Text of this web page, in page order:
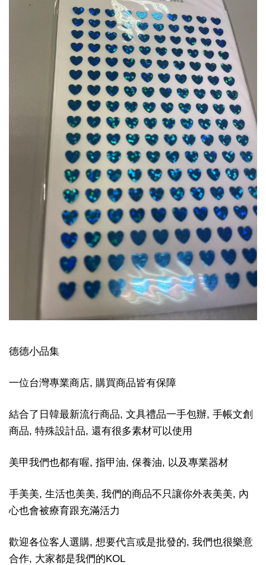
德德小品集
一位台灣專業商店, 購買商品皆有保障
結合了日韓最新流行商品, 文具禮品一手包辦, 手帳文創
商品, 特殊設計品, 還有很多素材可以使用
美甲我們也都有喔, 指甲油, 保養油, 以及專業器材
手美美, 生活也美美, 我們的商品不只讓你外表美美, 內
心也會被療育跟充滿活力
歡迎各位客人選購, 想要代言或是批發的, 我們也很樂意
合作, 大家都是我們的KOL